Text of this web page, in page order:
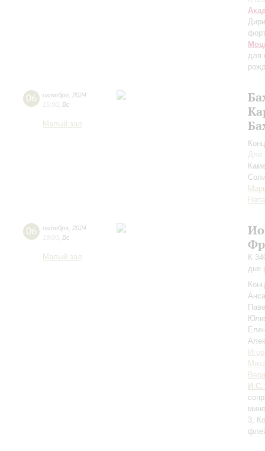
для
06 октября 2024
15:00 Вс
Малый зал
Для
06 октября 2024
19:00 Вс
Малый зал
К
дня
И.С.
3,